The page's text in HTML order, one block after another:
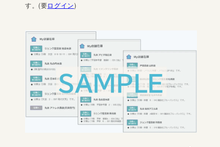
す。(要ログイン)